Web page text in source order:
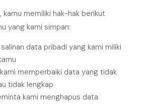
kamu memiliki hak-hak berikut
yang kami simpan:
data pribadi yang kami miliki
memperbaiki data yang tidak
tidak lengkap
kami menghapus data